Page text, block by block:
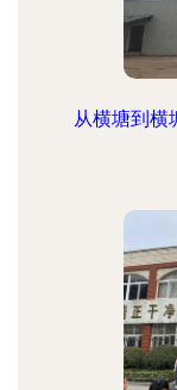
从横塘到横